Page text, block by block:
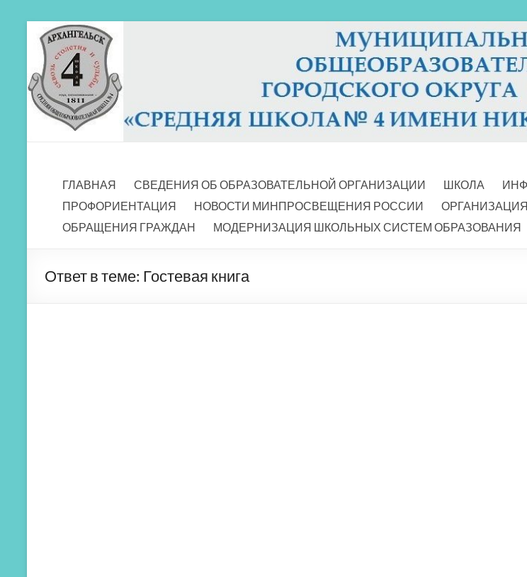
Перейти
содержимому
МБОУ СШ 4
ГЛАВНАЯ
СВЕДЕНИЯ ОБ ОБРАЗОВАТЕЛЬНОЙ ОРГАНИЗАЦИИ ШКОЛА
ПРОФОРИЕНТАЦИЯ
НОВОСТИ МИНПРОСВЕЩЕНИЯ РОССИИ
ОБРАЩЕНИЯ ГРАЖДАН
МОДЕРНИЗАЦИЯ ШКОЛЬНЫХ СИСТЕМ ОБРАЗОВАНИЯ
Ответ в теме: Гостевая книга